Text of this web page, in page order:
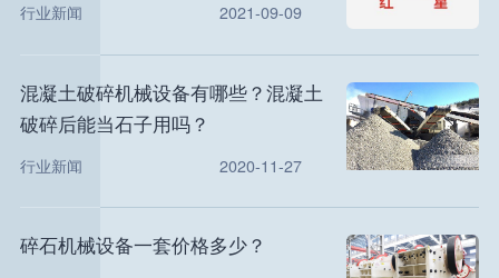
行业新闻 2021-09-09
混凝土破碎机械设备有哪些？混凝土
破碎后能当石子用吗？
行业新闻 2020-11-27
碎石机械设备一套价格多少？